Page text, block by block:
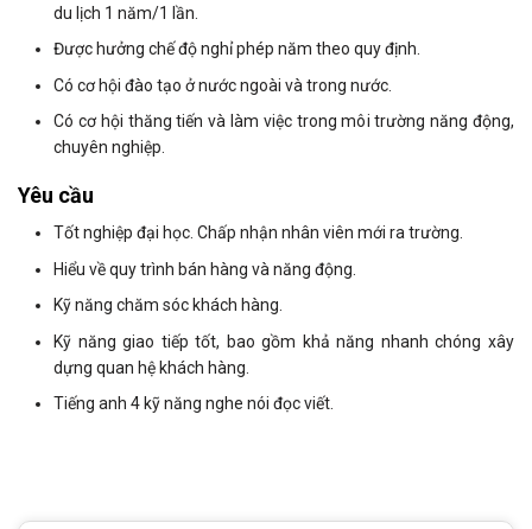
du lịch 1 năm/1 lần.
Được hưởng chế độ nghỉ phép năm theo quy định.
Có cơ hội đào tạo ở nước ngoài và trong nước.
Có cơ hội thăng tiến và làm việc trong môi trường năng động,
chuyên nghiệp.
Yêu cầu
Tốt nghiệp đại học. Chấp nhận nhân viên mới ra trường.
Hiểu về quy trình bán hàng và năng động.
Kỹ năng chăm sóc khách hàng.
Kỹ năng giao tiếp tốt, bao gồm khả năng nhanh chóng xây
dựng quan hệ khách hàng.
Tiếng anh 4 kỹ năng nghe nói đọc viết.